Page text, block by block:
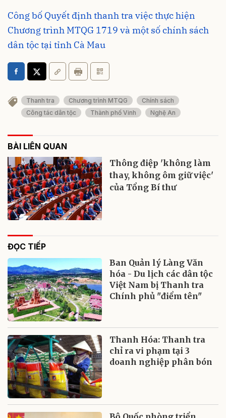
Công bố Quyết định thanh tra việc thực hiện
Chương trình MTQG 1719 và một số chính sách
dân tộc tại tỉnh Cà Mau
Thanh tra Chương trình MTQG
Chính sách
Công tác dân tộc
Thành phố Vinh Nghệ An
BÀI LIÊN QUAN
Thông điệp 'không làm
thay, không ôm giữ việc'
của Tổng Bí thư
ĐỌC TIẾP
Ban Quản lý Làng Văn
hóa - Du lịch các dân tộc
Việt Nam bị Thanh tra
Chính phủ "điểm tên"
Thanh Hóa: Thanh tra
chỉ ra vi phạm tại 3
doanh nghiệp phân bón